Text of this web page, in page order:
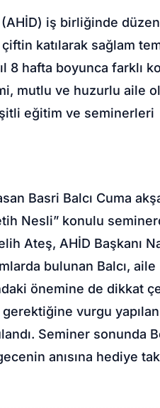
iş birliğinde
katılarak sağlam
8 hafta boyunca farklı
mutlu ve huzurlu aile
eğitim ve seminerleri
Basri Balcı Cuma
Nesli” konulu
Ateş, AHİD Başkanı
bulunan Balcı, aile
önemine de dikkat
vurgu yapılan
Seminer sonunda
anısına hediye